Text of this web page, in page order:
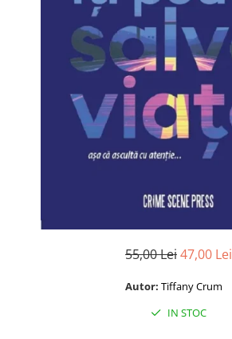
Manuale și Dicționare
Medicină și Sănătate
Practic. Casă și Grădina
Spiritualitate
Știință și Tehnologie
Științe Sociale si Umaniste
55,00 Lei47,00 Lei
Autor: Tiffany Crum
IN STOC